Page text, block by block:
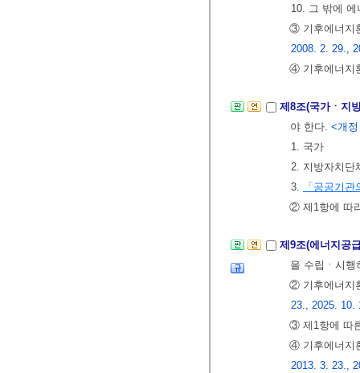
10. 그 밖에
③ 기후에너지
2008. 2. 29.,
④ 기후에너지
제8조(국가ㆍ지
야 한다. <개
1. 국가
2. 지방자치단
3.
「공공기
② 제1항에 따
제9조(에너지공
을 수립ㆍ시
② 기후에너지
23., 2025. 10.
③ 제1항에 따
④ 기후에너지
2013. 3. 23.,